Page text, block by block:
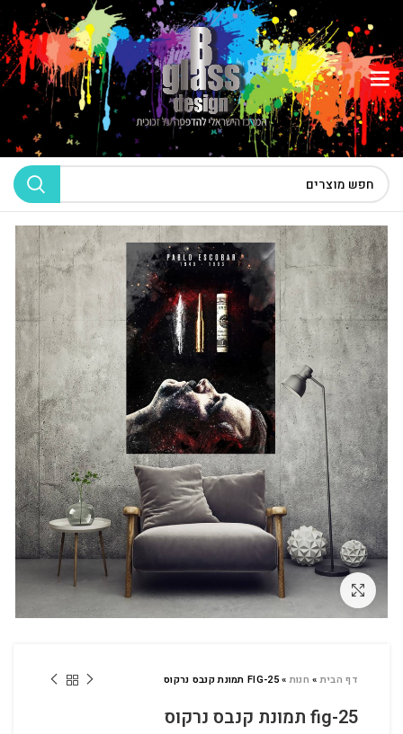
לחץ להגדלה
דף הבית» חנות»FIG-25 תמונת קנבס נרקוס
fig-25 תמונת קנבס נרקוס